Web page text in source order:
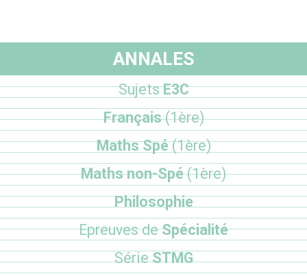
ANNALES
SujetsE3C
Français(1ère)
Maths Spé(1ère)
Maths non-Spé(1ère)
Philosophie
Epreuves deSpécialité
SérieSTMG